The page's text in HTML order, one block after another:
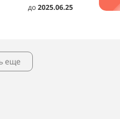
до 2025.06.25
еще